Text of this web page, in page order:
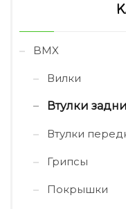
BMX
Вилки
Втулки
Втулки
Грипсы
Покрышки